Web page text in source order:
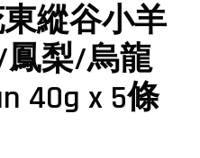
東縱谷小羊
梨/烏龍
40g x 5條